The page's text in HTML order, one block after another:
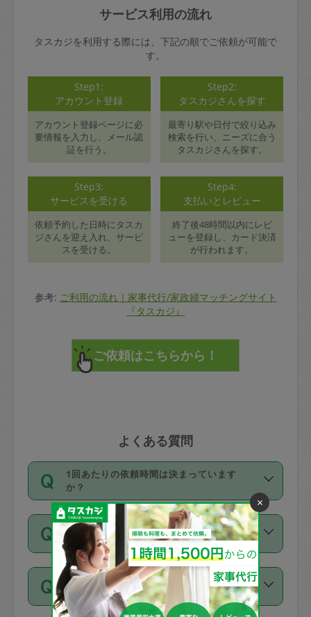
サービス利用の流れ
タスカジを利用する際には、下記の順でご依頼が可能で
す。
Step1:
アカウント登録
アカウント登録ページに必
要情報を入力し、メール認
証を行う。
Step2:
タスカジさんを探す
最寄り駅や日付で絞り込み
検索を行い、ニーズに合う
タスカジさんを探す。
Step3:
サービスを受ける
依頼予約した日時にタスカ
ジさんを迎え入れ、サービ
スを受ける。
Step4:
支払いとレビュー
終了後48時間以内にレビ
ューを登録し、カード決済
が行われます。
参考: ご利用の流れ｜家事代行/家政婦マッチングサイト
『タスカジ』
よくある質問
1回あたりの依頼時間は決まっています
か？
依頼1回につき3時間固定です。3時間を
超えて依頼したい場合は、延長機能をご
利用ください。機能をご利用いただくに
は、タスカジさんに事前に相談し、合意
の上事前申請することが必要です。な
お、3時間を下回っても、値引き等はござ
価格はどうやって決まっていますか？
11種類の価格帯の中からタスカジさん自
身が価格を選んで設定しています。
タスカジさんの価格設定には最初は制限
支払い方法を教えてください
×